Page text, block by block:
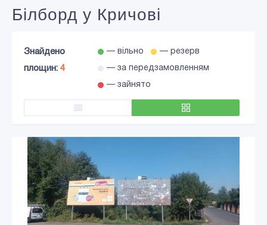
Білборд у Кричові
Знайдено
площин: 4
— вільно — резерв
— за передзамовленням
— зайнято